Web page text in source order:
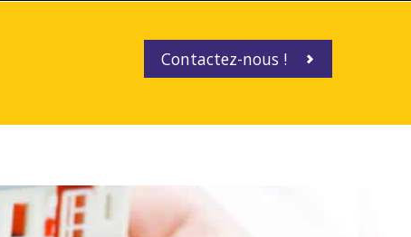
Contactez-nous !